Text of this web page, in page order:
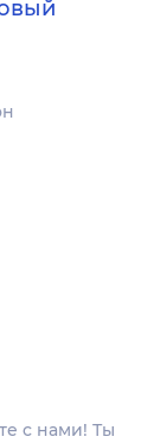
с нами! Ты